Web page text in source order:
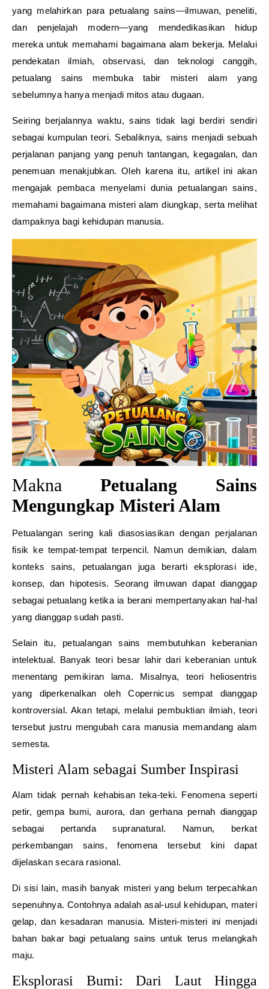
yang melahirkan para petualang sains—ilmuwan, peneliti,
dan penjelajah modern—yang mendedikasikan hidup
mereka untuk memahami bagaimana alam bekerja. Melalui
pendekatan ilmiah, observasi, dan teknologi canggih,
petualang sains membuka tabir misteri alam yang
sebelumnya hanya menjadi mitos atau dugaan.
Seiring berjalannya waktu, sains tidak lagi berdiri sendiri
sebagai kumpulan teori. Sebaliknya, sains menjadi sebuah
perjalanan panjang yang penuh tantangan, kegagalan, dan
penemuan menakjubkan. Oleh karena itu, artikel ini akan
mengajak pembaca menyelami dunia petualangan sains,
memahami bagaimana misteri alam diungkap, serta melihat
dampaknya bagi kehidupan manusia.
Makna Petualang Sains
Mengungkap Misteri Alam
Petualangan sering kali diasosiasikan dengan perjalanan
fisik ke tempat-tempat terpencil. Namun demikian, dalam
konteks sains, petualangan juga berarti eksplorasi ide,
konsep, dan hipotesis. Seorang ilmuwan dapat dianggap
sebagai petualang ketika ia berani mempertanyakan hal-hal
yang dianggap sudah pasti.
Selain itu, petualangan sains membutuhkan keberanian
intelektual. Banyak teori besar lahir dari keberanian untuk
menentang pemikiran lama. Misalnya, teori heliosentris
yang diperkenalkan oleh Copernicus sempat dianggap
kontroversial. Akan tetapi, melalui pembuktian ilmiah, teori
tersebut justru mengubah cara manusia memandang alam
semesta.
Misteri Alam sebagai Sumber Inspirasi
Alam tidak pernah kehabisan teka-teki. Fenomena seperti
petir, gempa bumi, aurora, dan gerhana pernah dianggap
sebagai pertanda supranatural. Namun, berkat
perkembangan sains, fenomena tersebut kini dapat
dijelaskan secara rasional.
Di sisi lain, masih banyak misteri yang belum terpecahkan
sepenuhnya. Contohnya adalah asal-usul kehidupan, materi
gelap, dan kesadaran manusia. Misteri-misteri ini menjadi
bahan bakar bagi petualang sains untuk terus melangkah
maju.
Eksplorasi Bumi: Dari Laut Hingga